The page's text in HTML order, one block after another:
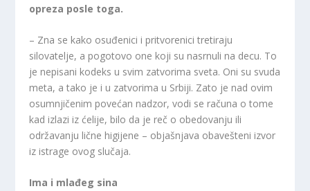
opreza posle toga.
– Zna se kako osuđenici i pritvorenici tretiraju
silovatelje, a pogotovo one koji su nasrnuli na decu. To
je nepisani kodeks u svim zatvorima sveta. Oni su svuda
meta, a tako je i u zatvorima u Srbiji. Zato je nad ovim
osumnjičenim povećan nadzor, vodi se računa o tome
kad izlazi iz ćelije, bilo da je reč o obedovanju ili
održavanju lične higijene – objašnjava obavešteni izvor
iz istrage ovog slučaja.
Ima i mlađeg sina